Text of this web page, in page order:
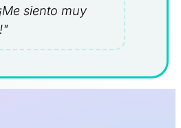
siento muy